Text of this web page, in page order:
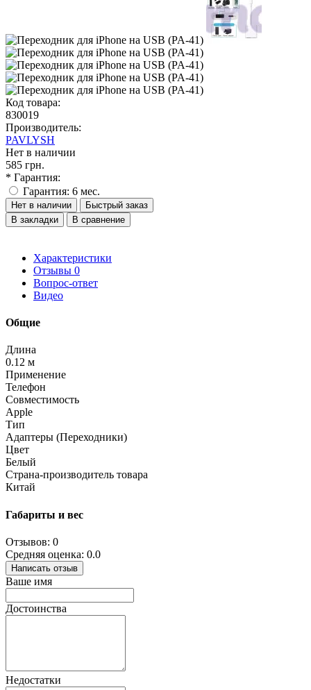
Код товара:
830019
Производитель:
PAVLYSH
Нет в наличии
585 грн.
* Гарантия:
Гарантия: 6 мес.
Нет в наличии
Быстрый заказ
В закладки
В сравнение
Характеристики
Отзывы 0
Вопрос-ответ
Видео
Общие
Длина
0.12 м
Применение
Телефон
Совместимость
Apple
Тип
Адаптеры (Переходники)
Цвет
Белый
Страна-производитель товара
Китай
Габариты и вес
Отзывов: 0
Средняя оценка: 0.0
Написать отзыв
Ваше имя
Достоинства
Недостатки